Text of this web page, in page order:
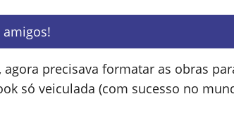
amigos!
agora precisava formatar as obras
só veiculada (com sucesso no